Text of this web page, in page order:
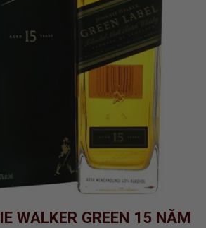
WALKER GREEN 15 NĂM